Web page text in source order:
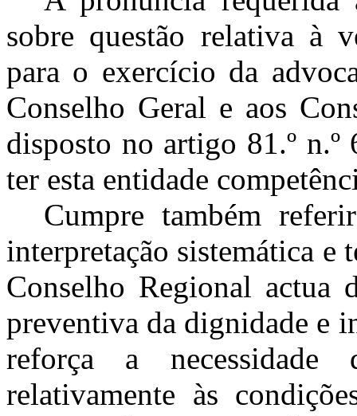
sobre questão relativa à
para o exercício da
Conselho Geral e aos
disposto no artigo 81.º
ter esta entidade
Cumpre também
interpretação sistemática e
Conselho Regional
preventiva da dignidade e
reforça a necessidade
relativamente às